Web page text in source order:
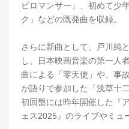
ビロマンサー」、初めて少
ク」などの既発曲を収録。
さらに新曲として、戸川純
し、日本映画音楽の第一人
曲による「零天使」や、事
が語りで参加した「浅草十
初回盤には昨年開催した『
ェス2025』のライブやミュ